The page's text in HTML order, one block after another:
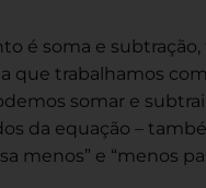
é soma e
que trabalhamos
somar e
da equação –
menos” e “menos